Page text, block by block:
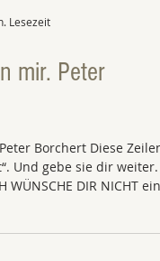
Lesezeit
mir. Peter
Borchert Diese Zeilen
Und gebe sie dir weiter.
DIR NICHT